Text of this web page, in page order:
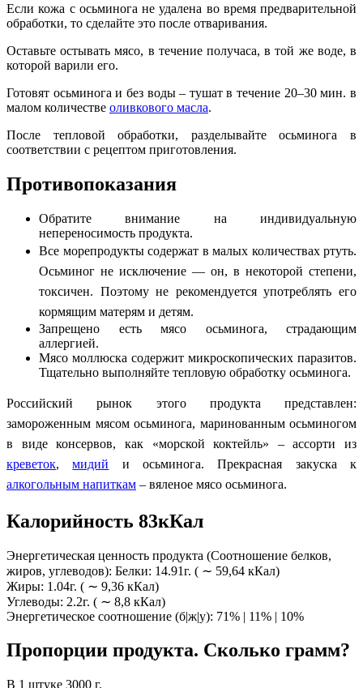
Если кожа с осьминога не удалена во время предварительной
обработки, то сделайте это после отваривания.
Оставьте остывать мясо, в течение получаса, в той же воде, в
которой варили его.
Готовят осьминога и без воды – тушат в течение 20–30 мин. в
малом количестве оливкового масла.
После тепловой обработки, разделывайте осьминога в
соответствии с рецептом приготовления.
Противопоказания
Обратите внимание на индивидуальную
непереносимость продукта.
Все морепродукты содержат в малых количествах ртуть.
Осьминог не исключение — он, в некоторой степени,
токсичен. Поэтому не рекомендуется употреблять его
кормящим матерям и детям.
Запрещено есть мясо осьминога, страдающим
аллергией.
Мясо моллюска содержит микроскопических паразитов.
Тщательно выполняйте тепловую обработку осьминога.
Российский рынок этого продукта представлен:
замороженным мясом осьминога, маринованным осьминогом
в виде консервов, как «морской коктейль» – ассорти из
креветок,мидий и осьминога. Прекрасная закуска к
алкогольным напиткам – вяленое мясо осьминога.
Калорийность 83кКал
Энергетическая ценность продукта (Соотношение белков,
жиров, углеводов): Белки: 14.91г. ( ∼ 59,64 кКал)
Жиры: 1.04г. ( ∼ 9,36 кКал)
Углеводы: 2.2г. ( ∼ 8,8 кКал)
Энергетическое соотношение (б|ж|у): 71% | 11% | 10%
Пропорции продукта. Сколько грамм?
В 1 штуке 3000 г.